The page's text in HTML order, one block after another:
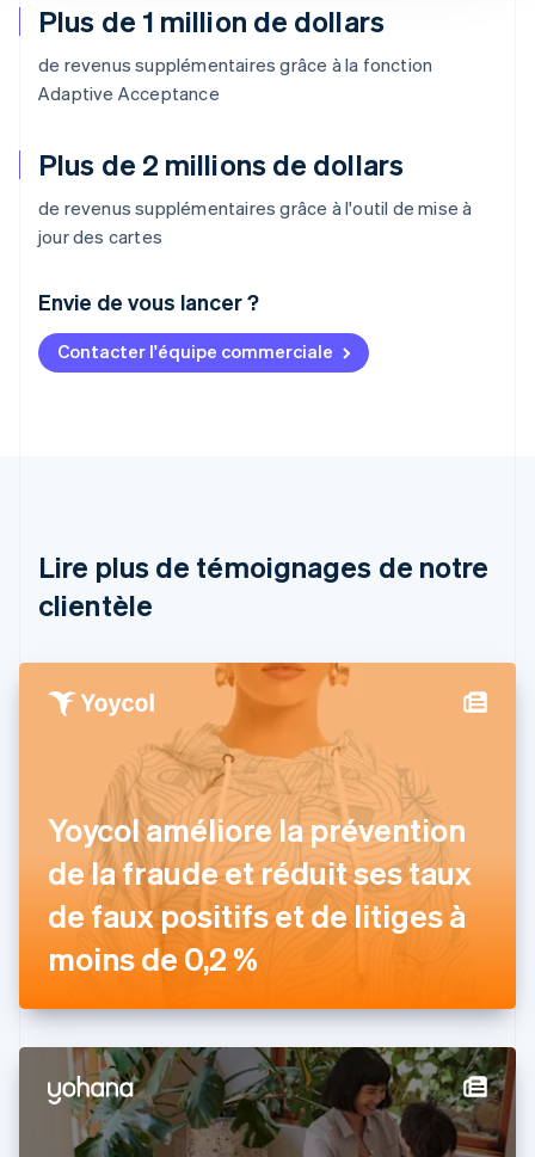
Plus de 1 million de dollars
de revenus supplémentaires grâce à la fonction
Adaptive Acceptance
Plus de 2 millions de dollars
de revenus supplémentaires grâce à l'outil de mise à
jour des cartes
Envie de vous lancer ?
Contacter l'équipe commerciale
Lire plus de témoignages de notre
clientèle
Yoycol améliore la prévention
de la fraude et réduit ses taux
de faux positifs et de litiges à
moins de 0,2 %
Allemagne
Brésil
PortuguêsEnglish
Bulgarie
Chine continentale
简体中文
English
Croatie
English Italiano
Danemark
English
Émirats arabes unis
English
Espagne
EspañolEnglish
English
États-Unis
English Español 简体中文
Finlande
EnglishSvenska
France